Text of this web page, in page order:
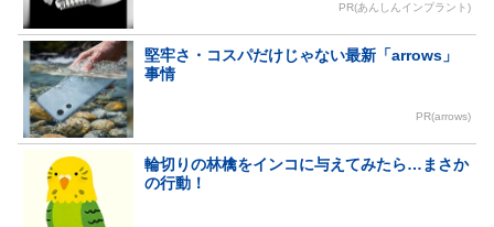
PR(あんしんインプラント)
堅牢さ・コスパだけじゃない最新「arrows」
事情
PR(arrows)
輪切りの林檎をインコに与えてみたら…まさか
の行動！